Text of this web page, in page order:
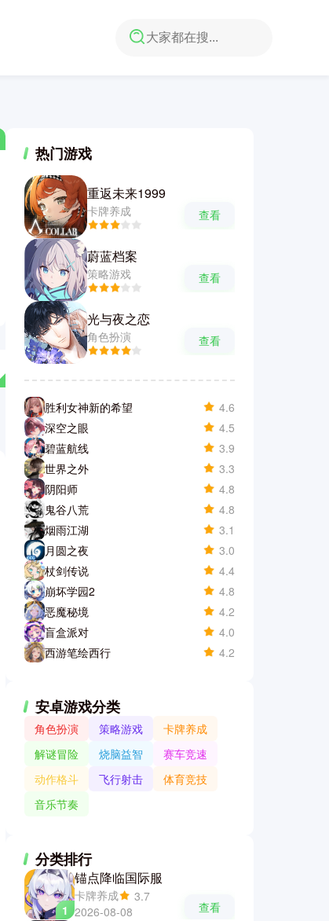
热门游戏
重返未来1999
卡牌养成 查看
蔚蓝档案
策略游戏 查看
光与夜之恋
角色扮演 查看
胜利女神新的希望
4.6
深空之眼
4.5
碧蓝航线
3.9
世界之外
3.3
阴阳师
4.8
鬼谷八荒
4.8
烟雨江湖
3.1
月圆之夜
3.0
杖剑传说
4.4
崩坏学园2
4.8
恶魔秘境
4.2
盲盒派对
4.0
西游笔绘西行
4.2
安卓游戏分类
角色扮演 策略游戏
卡牌养成
解谜冒险
烧脑益智
赛车竞速
动作格斗
飞行射击
体育竞技
音乐节奏
分类排行
1
锚点降临国际服
卡牌养成
3.7
2026-08-08
查看